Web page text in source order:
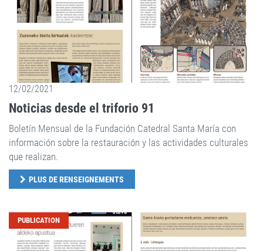
12/02/2021
Noticias desde el triforio 91
Boletín Mensual de la Fundación Catedral Santa María con
información sobre la restauración y las actividades culturales
que realizan.
PLUS DE RENSEIGNEMENTS
PUBLICATION